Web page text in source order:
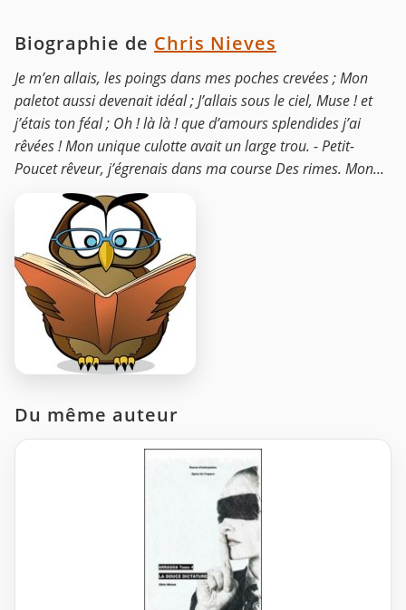
Biographie de Chris Nieves
Je m’en allais, les poings dans mes poches crevées ; Mon
paletot aussi devenait idéal ; J’allais sous le ciel, Muse ! et
j’étais ton féal ; Oh ! là là ! que d’amours splendides j’ai
rêvées ! Mon unique culotte avait un large trou. - Petit-
Poucet rêveur, j’égrenais dans ma course Des rimes. Mon...
Du même auteur